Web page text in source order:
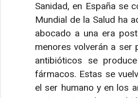
Sanidad, en España se
Mundial de la Salud ha
abocado a una era
menores volverán a ser
antibióticos se
fármacos. Estas se
el ser humano y en los